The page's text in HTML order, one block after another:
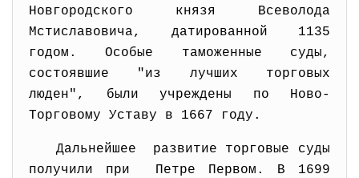
Новгородского князя Всеволода
Мстиславовича, датированной 1135
годом. Особые таможенные суды,
состоявшие "из лучших торговых
люден", были учреждены по Ново-
Торговому Уставу в 1667 году.
Дальнейшее развитие торговые суды
получили при Петре Первом. В 1699